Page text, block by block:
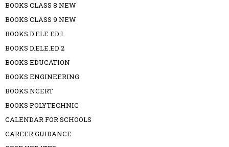
BOOKS CLASS 8 NEW
BOOKS CLASS 9 NEW
BOOKS D.ELE.ED 1
BOOKS D.ELE.ED 2
BOOKS EDUCATION
BOOKS ENGINEERING
BOOKS NCERT
BOOKS POLYTECHNIC
CALENDAR FOR SCHOOLS
CAREER GUIDANCE